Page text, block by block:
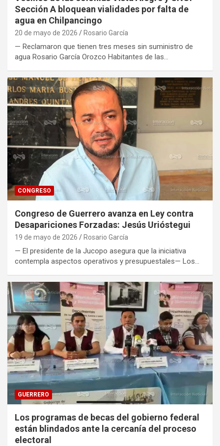
Sección A bloquean vialidades por falta de
agua en Chilpancingo
20 de mayo de 2026 Rosario García
— Reclamaron que tienen tres meses sin suministro de
agua Rosario García Orozco Habitantes de las…
CONGRESO
Congreso de Guerrero avanza en Ley contra
Desapariciones Forzadas: Jesús Urióstegui
19 de mayo de 2026 Rosario García
— El presidente de la Jucopo asegura que la iniciativa
contempla aspectos operativos y presupuestales— Los…
GUERRERO
Los programas de becas del gobierno federal
están blindados ante la cercanía del proceso
electoral